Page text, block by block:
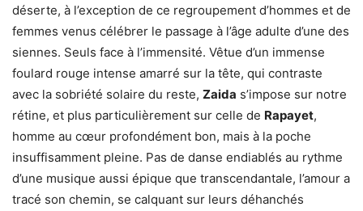
déserte, à l’exception de ce regroupement d’hommes et de
femmes venus célébrer le passage à l’âge adulte d’une des
siennes. Seuls face à l’immensité. Vêtue d’un immense
foulard rouge intense amarré sur la tête, qui contraste
avec la sobriété solaire du reste, Zaida s’impose sur notre
rétine, et plus particulièrement sur celle de Rapayet,
homme au cœur profondément bon, mais à la poche
insuffisamment pleine. Pas de danse endiablés au rythme
d’une musique aussi épique que transcendantale, l’amour a
tracé son chemin, se calquant sur leurs déhanchés